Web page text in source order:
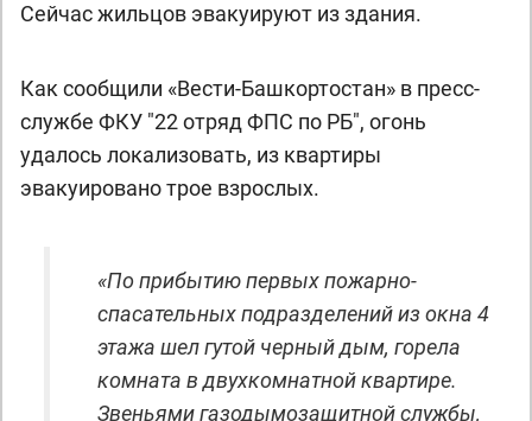
Сейчас жильцов эвакуируют из здания.
Как сообщили «Вести-Башкортостан» в пресс-
службе ФКУ "22 отряд ФПС по РБ", огонь
удалось локализовать, из квартиры
эвакуировано трое взрослых.
«По прибытию первых пожарно-
спасательных подразделений из окна 4
этажа шел гутой черный дым, горела
комната в двухкомнатной квартире.
Звеньями газодымозащитной службы,